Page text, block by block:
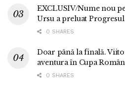
EXCLUSIV/Nume nou
Ursu a preluat
0 SHARES
Doar până la finală.
aventura în Cupa
0 SHARES